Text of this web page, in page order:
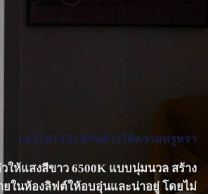
แสงไฟ LED ด้านข้างให้ความหรูหรา
ให้แสงสีขาว 6500K แบบนุ่มนวล สร้าง
ยในห้องลิฟต์ให้อบอุ่นและน่าอยู่ โดยไม่